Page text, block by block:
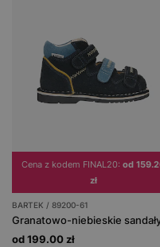
Cena z kodem FINAL20: od
zł
BARTEK / 89200-61
od 199.00 zł